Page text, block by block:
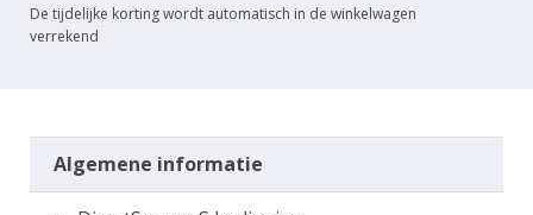
De tijdelijke korting wordt automatisch in de winkelwagen
verrekend
Algemene informatie